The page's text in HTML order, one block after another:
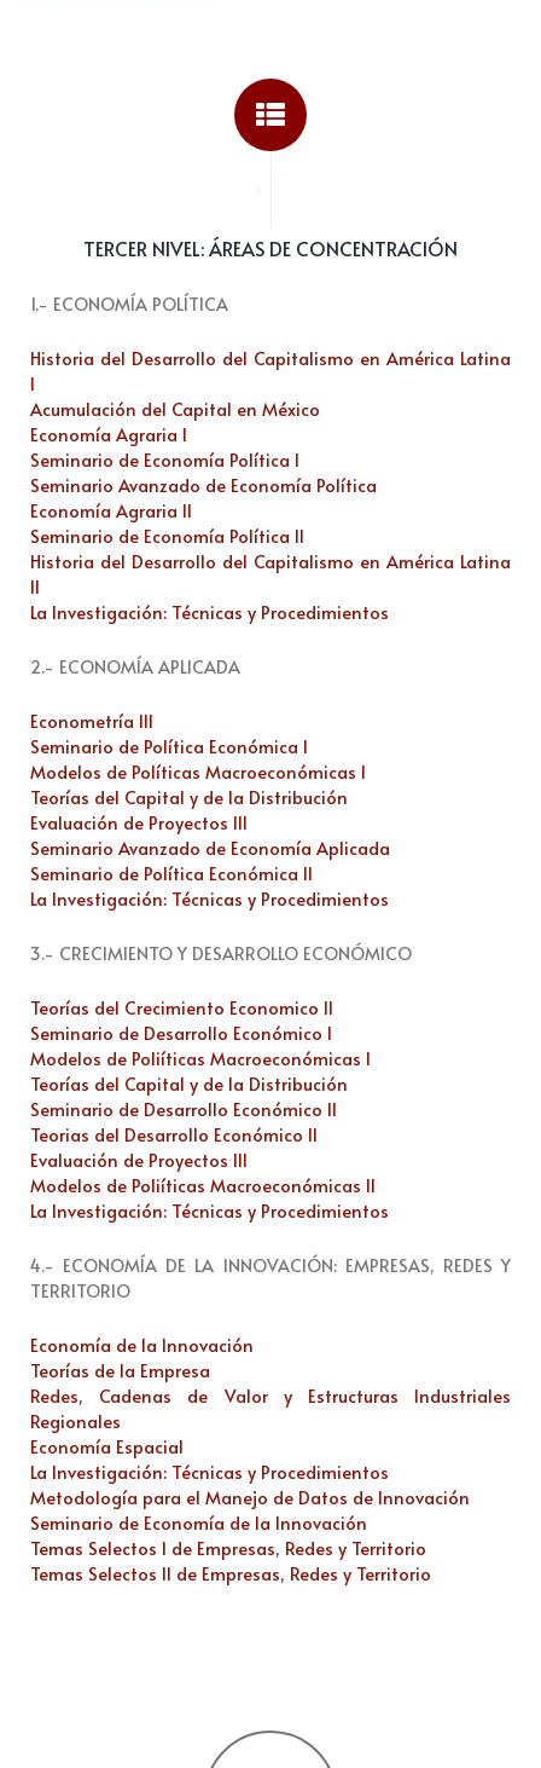
TERCER NIVEL: ÁREAS DE CONCENTRACIÓN
1.- ECONOMÍA POLÍTICA
Historia del Desarrollo del Capitalismo en América Latina
I
Acumulación del Capital en México
Economía Agraria I
Seminario de Economía Política I
Seminario Avanzado de Economía Política
Economía Agraria II
Seminario de Economía Política II
Historia del Desarrollo del Capitalismo en América Latina
II
La Investigación: Técnicas y Procedimientos
2.- ECONOMÍA APLICADA
Econometría III
Seminario de Política Económica I
Modelos de Políticas Macroeconómicas I
Teorías del Capital y de la Distribución
Evaluación de Proyectos III
Seminario Avanzado de Economía Aplicada
Seminario de Política Económica II
La Investigación: Técnicas y Procedimientos
3.- CRECIMIENTO Y DESARROLLO ECONÓMICO
Teorías del Crecimiento Economico II
Seminario de Desarrollo Económico I
Modelos de Poliíticas Macroeconómicas I
Teorías del Capital y de la Distribución
Seminario de Desarrollo Económico II
Teorias del Desarrollo Económico II
Evaluación de Proyectos III
Modelos de Poliíticas Macroeconómicas II
La Investigación: Técnicas y Procedimientos
4.- ECONOMÍA DE LA INNOVACIÓN: EMPRESAS, REDES Y
TERRITORIO
Economía de la Innovación
Teorías de la Empresa
Redes, Cadenas de Valor y Estructuras Industriales
Regionales
Economía Espacial
La Investigación: Técnicas y Procedimientos
Metodología para el Manejo de Datos de Innovación
Seminario de Economía de la Innovación
Temas Selectos I de Empresas, Redes y Territorio
Temas Selectos II de Empresas, Redes y Territorio